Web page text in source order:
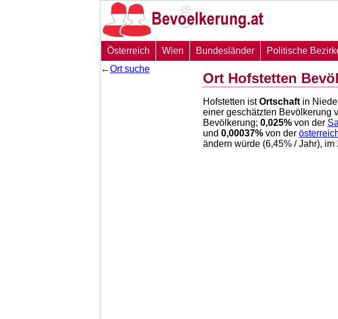
Österreich Wien Bundesländer Politische
←Ort suche
Ort Hofstetten
Hofstetten istOrtschaft in
einer geschätzten Bevölkerung
Bevölkerung; 0,025% von der
und 0,00037% von der
ändern würde (6,45% / Jahr),